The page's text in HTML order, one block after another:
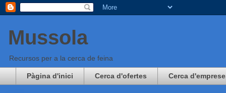
Mussola
Recursos per a la cerca de feina
Pàgina d'inici Cerca d'ofertes Cerca